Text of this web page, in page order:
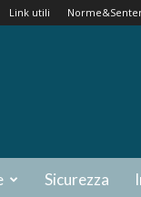
Link utili
Sicurezza